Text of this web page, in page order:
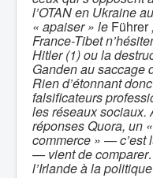
l’OTAN en Ukraine
« apaiser » le Führer
France-Tibet
Hitler (1) ou la
Ganden au saccage
Rien d’étonnant
falsificateurs
les réseaux sociaux.
réponses Quora, un
commerce » — c’est
— vient de
l’Irlande à la